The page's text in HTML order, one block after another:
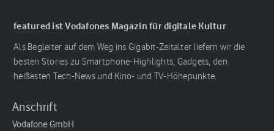
featured ist Vodafones Magazin für digitale Kultur
Als Begleiter auf dem Weg ins Gigabit-Zeitalter liefern wir die
besten Stories zu Smartphone-Highlights, Gadgets, den
heißesten Tech-News und Kino- und TV-Höhepunkte.
Anschrift
Vodafone GmbH